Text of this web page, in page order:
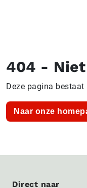
404 - Niet
Deze pagina bestaat
Naar onze
Direct naar